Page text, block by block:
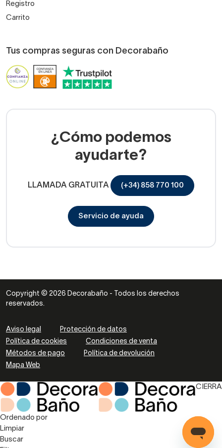
Registro
Carrito
Tus compras seguras con Decorabaño
¿Cómo podemos
ayudarte?
LLAMADA GRATUITA (+34) 858 770 100
Servicio de ayuda
Copyright © 2026 Decorabaño - Todos los derechos
reservados.
Aviso legal
Protección de datos
Política de cookies
Condiciones de venta
Métodos de pago
Política de devolución
Mapa Web
CIERRA
Ordenado por
Limpiar
Buscar